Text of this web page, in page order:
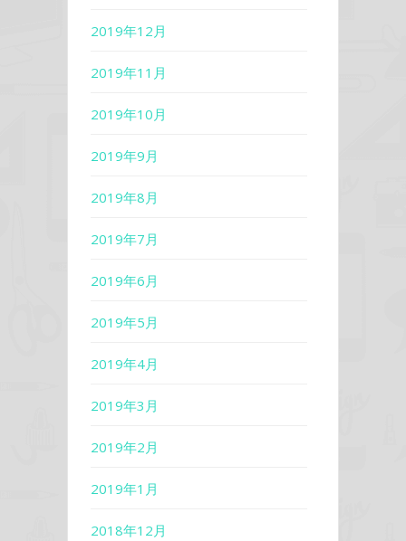
2019年12月
2019年11月
2019年10月
2019年9月
2019年8月
2019年7月
2019年6月
2019年5月
2019年4月
2019年3月
2019年2月
2019年1月
2018年12月